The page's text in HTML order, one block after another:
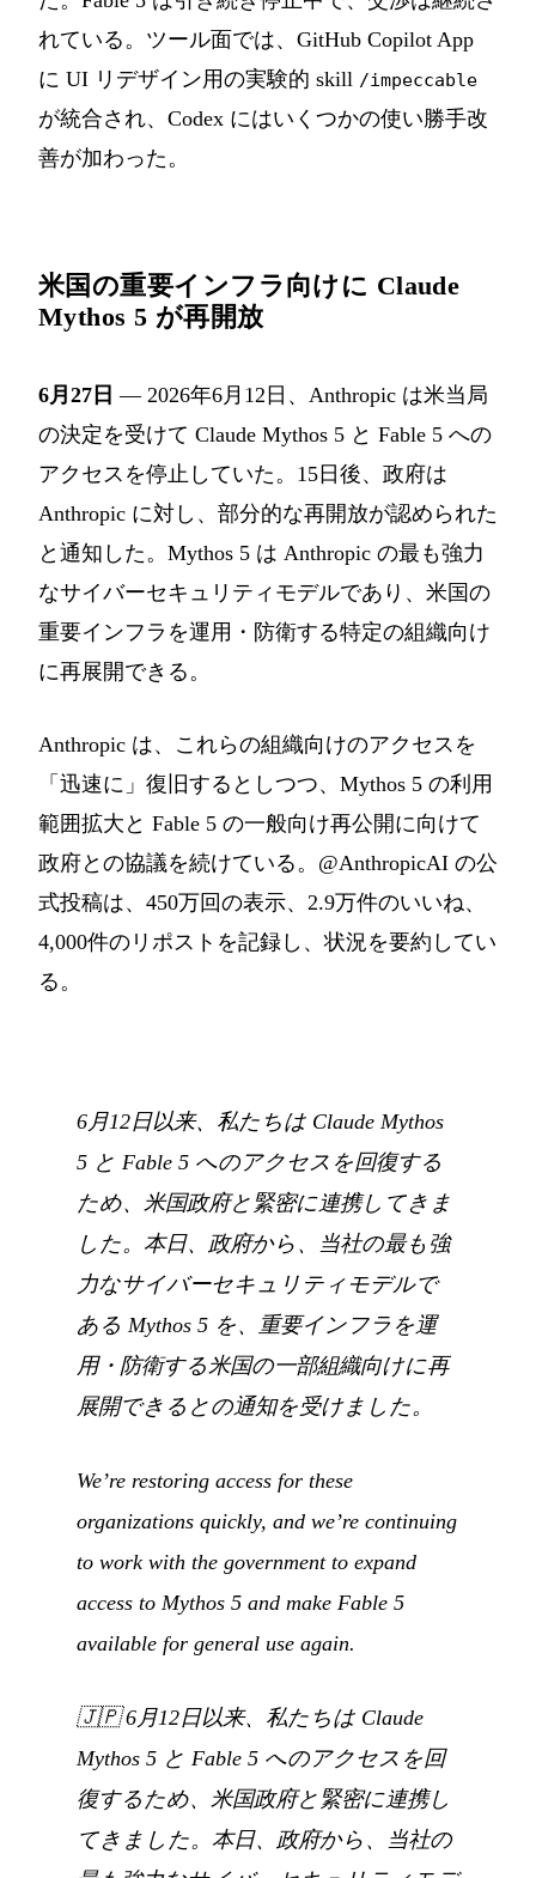
れている。ツール面では、GitHub Copilot App
に UI リデザイン用の実験的 skill /impeccable
が統合され、Codex にはいくつかの使い勝手改
善が加わった。
米国の重要インフラ向けに Claude
Mythos 5 が再開放
6月27日 — 2026年6月12日、Anthropic は米当局
の決定を受けて Claude Mythos 5 と Fable 5 への
アクセスを停止していた。15日後、政府は
Anthropic に対し、部分的な再開放が認められた
と通知した。Mythos 5 は Anthropic の最も強力
なサイバーセキュリティモデルであり、米国の
重要インフラを運用・防衛する特定の組織向け
に再展開できる。
Anthropic は、これらの組織向けのアクセスを
「迅速に」復旧するとしつつ、Mythos 5 の利用
範囲拡大と Fable 5 の一般向け再公開に向けて
政府との協議を続けている。@AnthropicAI の公
式投稿は、450万回の表示、2.9万件のいいね、
4,000件のリポストを記録し、状況を要約してい
る。
6月12日以来、私たちは Claude Mythos
5 と Fable 5 へのアクセスを回復する
ため、米国政府と緊密に連携してきま
した。本日、政府から、当社の最も強
力なサイバーセキュリティモデルで
ある Mythos 5 を、重要インフラを運
用・防衛する米国の一部組織向けに再
展開できるとの通知を受けました。
We’re restoring access for these
organizations quickly, and we’re continuing
to work with the government to expand
access to Mythos 5 and make Fable 5
available for general use again.
🇯🇵6月12日以来、私たちは Claude
Mythos 5 と Fable 5 へのアクセスを回
復するため、米国政府と緊密に連携し
てきました。本日、政府から、当社の